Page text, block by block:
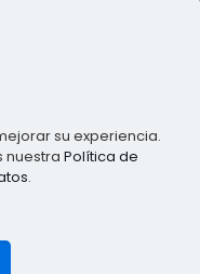
los derechos
su experiencia.
nuestra Política de
.